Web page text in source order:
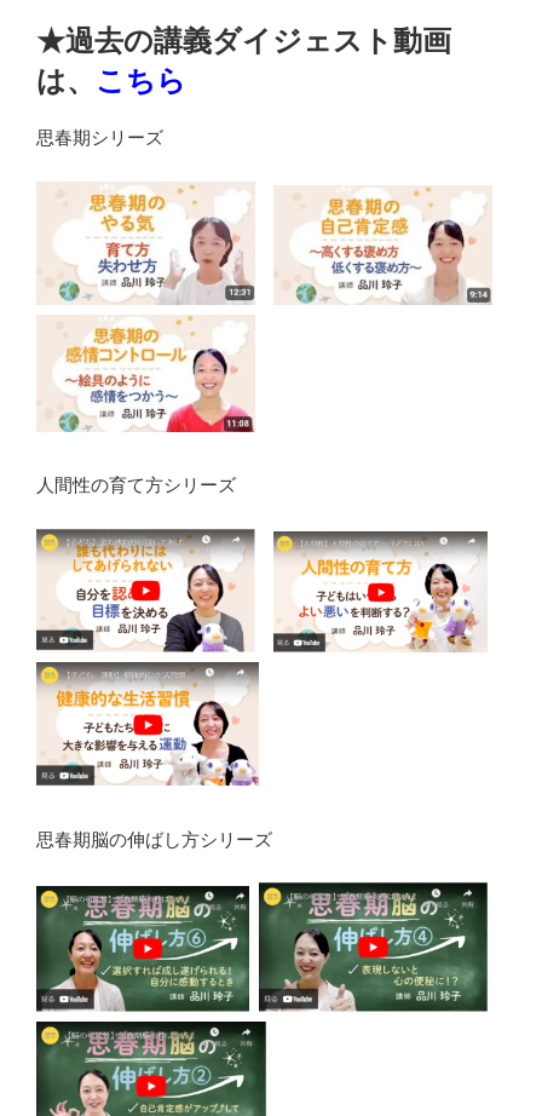
★過去の講義ダイジェスト動画
は、 こちら
思春期シリーズ
人間性の育て方シリーズ
思春期脳の伸ばし方シリーズ